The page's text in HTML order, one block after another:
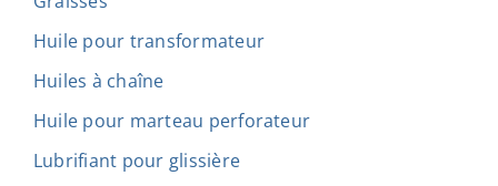
Huile pour transformateur
Huiles à chaîne
Huile pour marteau perforateur
Lubrifiant pour glissière